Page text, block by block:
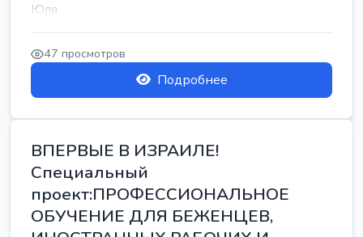
Юля
47 просмотров
Подробнее
ВПЕРВЫЕ В ИЗРАИЛЕ!
Специальный
проект:ПРОФЕССИОНАЛЬНОЕ
ОБУЧЕНИЕ ДЛЯ БЕЖЕНЦЕВ,